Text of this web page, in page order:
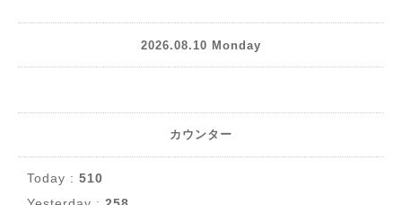
2026.08.10 Monday
カウンター
Today : 510